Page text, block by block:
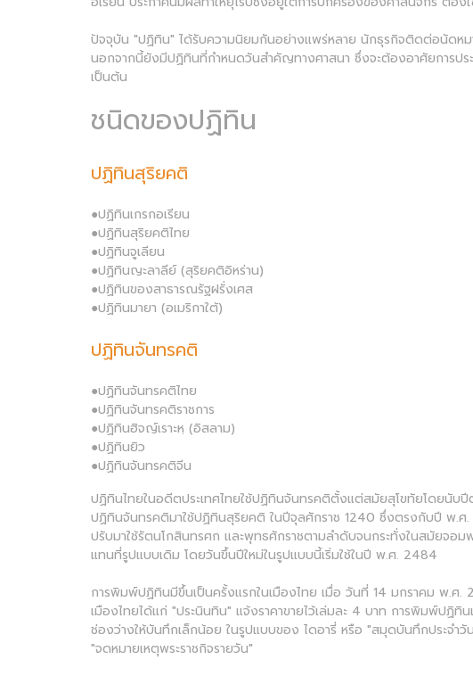
ปัจจุบัน "ปฏิทิน" ได้รับความนิยมกันอย่างแพร่หลาย นักธุรกิจติดต่อนัดห
นอกจากนี้ยังมีปฏิทินที่กำหนดวันสำคัญทางศาสนา ซึ่งจะต้องอาศัยการป
เป็นต้น
ชนิดของปฏิทิน
ปฏิทินสุริยคติ
●ปฏิทินเกรกอเรียน
●ปฏิทินสุริยคติไทย
●ปฏิทินจูเลียน
●ปฏิทินญะลาลีย์ (สุริยคติอิหร่าน)
●ปฏิทินของสาธารณรัฐฝรั่งเศส
●ปฏิทินมายา (อเมริกาใต้)
ปฏิทินจันทรคติ
●ปฏิทินจันทรคติไทย
●ปฏิทินจันทรคติราชการ
●ปฏิทินฮิจญ์เราะหฺ (อิสลาม)
●ปฏิทินยิว
●ปฏิทินจันทรคติจีน
ปฏิทินไทยในอดีตประเทศไทยใช้ปฏิทินจันทรคติตั้งแต่สมัยสุโขทัยโดยนับปี
ปฏิทินจันทรคติมาใช้ปฏิทินสุริยคติ ในปีจุลศักราช 1240 ซึ่งตรงกับปี พ.ศ.
ปรับมาใช้รัตนโกสินทรศก และพุทธศักราชตามลำดับจนกระทั่งในสมัยจอ
แทนที่รูปแบบเดิม โดยวันขึ้นปีใหม่ในรูปแบบนี้เริ่มใช้ในปี พ.ศ. 2484
การพิมพ์ปฏิทินมีขึ้นเป็นครั้งแรกในเมืองไทย เมื่อ วันที่ 14 มกราคม พ.
เมืองไทยได้แก่ "ประนินทิน" แจ้งราคาขายไว้เล่มละ 4 บาท การพิมพ์ป
ช่องว่างให้บันทึกเล็กน้อย ในรูปแบบของ ไดอารี่ หรือ "สมุดบันทึกประจำ
"จดหมายเหตุพระราชกิจรายวัน"